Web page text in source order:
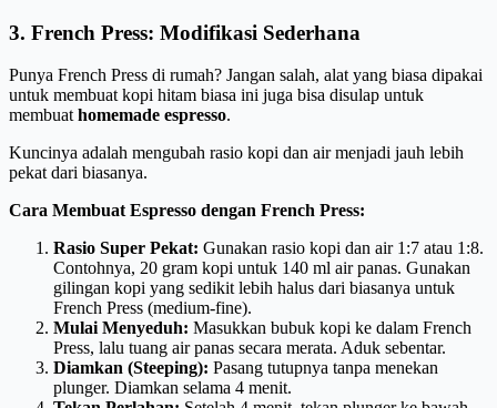
3. French Press: Modifikasi Sederhana
Punya French Press di rumah? Jangan salah, alat yang biasa dipakai
untuk membuat kopi hitam biasa ini juga bisa disulap untuk
membuat homemade espresso.
Kuncinya adalah mengubah rasio kopi dan air menjadi jauh lebih
pekat dari biasanya.
Cara Membuat Espresso dengan French Press:
Rasio Super Pekat: Gunakan rasio kopi dan air 1:7 atau 1:8.
Contohnya, 20 gram kopi untuk 140 ml air panas. Gunakan
gilingan kopi yang sedikit lebih halus dari biasanya untuk
French Press (medium-fine).
Mulai Menyeduh: Masukkan bubuk kopi ke dalam French
Press, lalu tuang air panas secara merata. Aduk sebentar.
Diamkan (Steeping): Pasang tutupnya tanpa menekan
plunger. Diamkan selama 4 menit.